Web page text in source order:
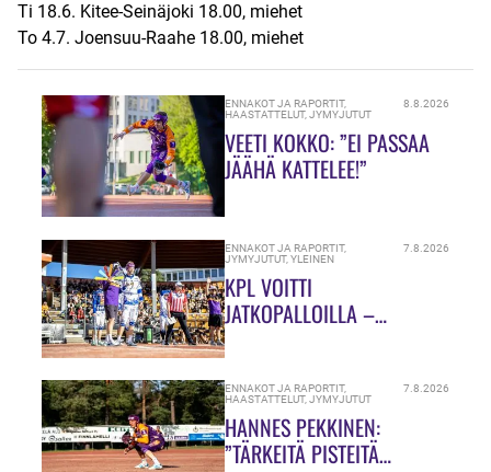
Ti 18.6. Kitee-Seinäjoki 18.00, miehet
To 4.7. Joensuu-Raahe 18.00, miehet
ENNAKOT JA RAPORTIT,
HAASTATTELUT,JYMYJUTUT
8.8.2026
VEETI KOKKO: ”EI PASSAA
JÄÄHÄ KATTELEE!”
ENNAKOT JA RAPORTIT,
JYMYJUTUT,YLEINEN
7.8.2026
KPL VOITTI
JATKOPALLOILLA –
JUHLAA
ENNAKOT JA RAPORTIT,
HAASTATTELUT,JYMYJUTUT
7.8.2026
HANNES PEKKINEN:
”TÄRKEITÄ PISTEITÄ